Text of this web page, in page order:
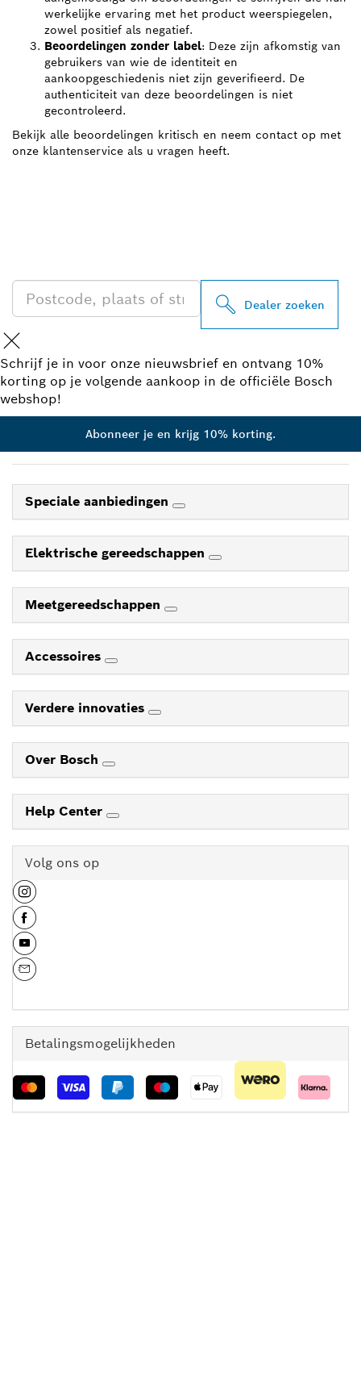
werkelijke ervaring met het product weerspiegelen,
zowel positief als negatief.
Beoordelingen zonder label: Deze zijn afkomstig van
gebruikers van wie de identiteit en
aankoopgeschiedenis niet zijn geverifieerd. De
authenticiteit van deze beoordelingen is niet
gecontroleerd.
Bekijk alle beoordelingen kritisch en neem contact op met
onze klantenservice als u vragen heeft.
Dealer zoeken
Schrijf je in voor onze nieuwsbrief en ontvang 10%
korting op je volgende aankoop in de officiële Bosch
webshop!
Abonneer je en krijg 10% korting.
Speciale aanbiedingen
Elektrische gereedschappen
Meetgereedschappen
Accessoires
Verdere innovaties
Over Bosch
Help Center
Volg ons op
Betalingsmogelijkheden